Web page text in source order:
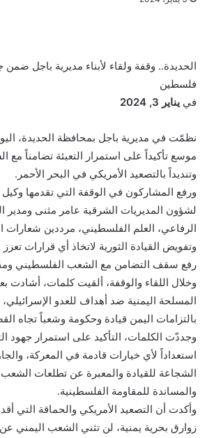
الحديدة.. وقفة ولقاء لأبناء مديرية باجل ضمن
فلسطين
في يناير 3, 2024
نظمّت في مديرية باجل بمحافظة الحديدة،
موسع تأكيداً على استمرار التعبئة تضامناً
وتنديداً بالتصعيد الأمريكي في البحر الأحمر.
ورفع المشاركون في الوقفة التي تقدمها
لشؤون المديريات الشرقية عامر مثنى ومدير
الرفاعي، العلم الفلسطيني، مرددين شعارات
وتفويض القيادة الثورية لاتخاذ أي قرارات
رفع سقف التضامن مع الشعب الفلسطيني
وخلال اللقاء والوقفة، ألقيت كلمات، أشادت
المسلحة اليمنية ضد أهداف للعدو
بالتزامات اليمن قيادة وحكومة وشعباً تجاه
وجددّت الكلمات، التأكيد على استمرار جهود
استعداداً لأي خيارات قادمة في المعركة،
الشجاعة للقيادة والمعبرة عن تطلعات الشعب
والمساندة للمقاومة الفلسطينية.
وأكدت أن التصعيد الأمريكي والحماقة التي
زوارق بحرية يمنية، لن تثني الشعب اليمني